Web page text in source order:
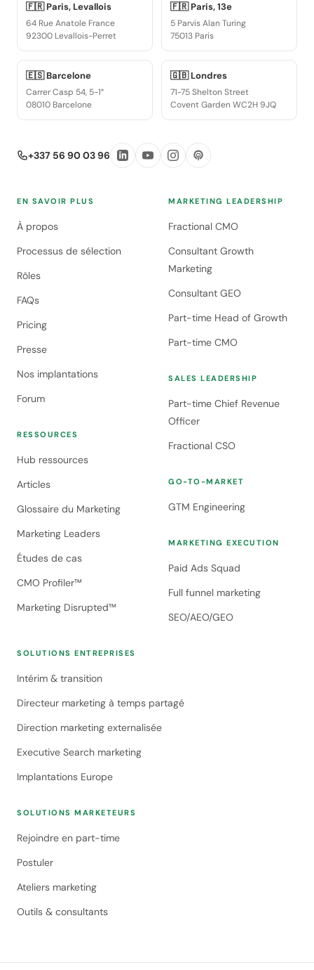
🇫🇷 Paris, Levallois
64 Rue Anatole France
92300 Levallois-Perret
🇫🇷 Paris, 13e
5 Parvis Alan Turing
75013 Paris
🇪🇸 Barcelone
Carrer Casp 54, 5-1°
08010 Barcelone
🇬🇧 Londres
71-75 Shelton Street
Covent Garden WC2H 9JQ
+337 56 90 03 96
EN SAVOIR PLUS
À propos
Processus de sélection
Rôles
FAQs
Pricing
Presse
Nos implantations
Forum
RESSOURCES
Hub ressources
Articles
Glossaire du Marketing
Marketing Leaders
Études de cas
CMO Profiler™
Marketing Disrupted™
MARKETING LEADERSHIP
Fractional CMO
Consultant Growth
Marketing
Consultant GEO
Part-time Head of Growth
Part-time CMO
SALES LEADERSHIP
Part-time Chief Revenue
Officer
Fractional CSO
GO-TO-MARKET
GTM Engineering
MARKETING EXECUTION
Paid Ads Squad
Full funnel marketing
SEO/AEO/GEO
SOLUTIONS ENTREPRISES
Intérim & transition
Directeur marketing à temps partagé
Direction marketing externalisée
Executive Search marketing
Implantations Europe
SOLUTIONS MARKETEURS
Rejoindre en part-time
Postuler
Ateliers marketing
Outils & consultants